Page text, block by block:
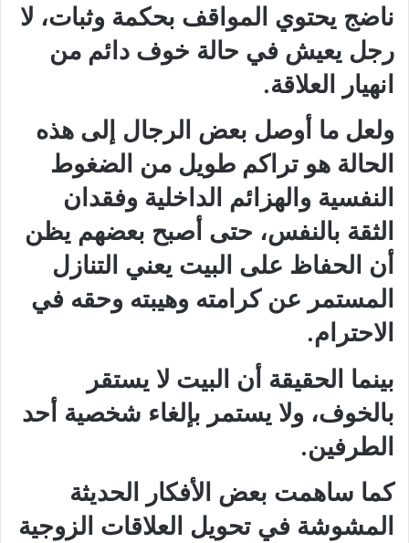
ناضج يحتوي المواقف بحكمة وثبات، لا
رجل يعيش في حالة خوف دائم من
انهيار العلاقة.
ولعل ما أوصل بعض الرجال إلى هذه
الحالة هو تراكم طويل من الضغوط
النفسية والهزائم الداخلية وفقدان
الثقة بالنفس، حتى أصبح بعضهم يظن
أن الحفاظ على البيت يعني التنازل
المستمر عن كرامته وهيبته وحقه في
الاحترام.
بينما الحقيقة أن البيت لا يستقر
بالخوف، ولا يستمر بإلغاء شخصية أحد
الطرفين.
كما ساهمت بعض الأفكار الحديثة
المشوشة في تحويل العلاقات الزوجية